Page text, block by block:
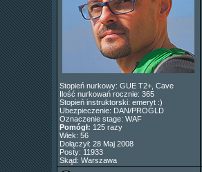
Stopień nurkowy: GUE T2+, Cave
Ilość nurkowań rocznie: 365
Stopień instruktorski: emeryt :)
Ubezpieczenie: DAN/PROGLD
Oznaczenie stage: WAF
Pomógł: 125 razy
Wiek: 56
Dołączył: 28 Maj 2008
Posty: 11933
Skąd: Warszawa